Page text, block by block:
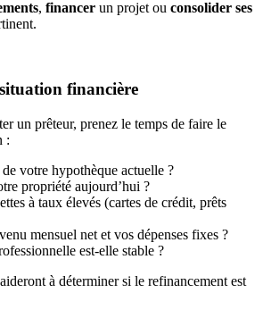
, financer un projet ou consolider ses
financière
un prêteur, prenez le temps de faire le
:
votre hypothèque actuelle ?
propriété aujourd’hui ?
à taux élevés (cartes de crédit, prêts
mensuel net et vos dépenses fixes ?
est-elle stable ?
à déterminer si le refinancement est